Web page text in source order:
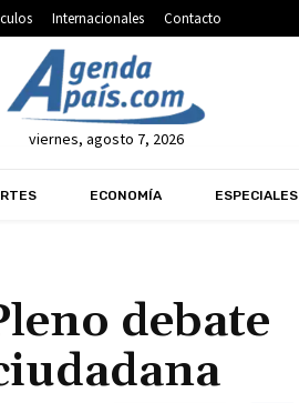
Internacionales Contacto
viernes, agosto 7, 2026
ECONOMÍA ESPECIALES
debate